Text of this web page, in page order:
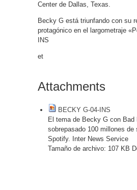
Center de Dallas, Texas.
Becky G está triunfando con su
protagónico en el largometraje
INS
et
Attachments
BECKY G-04-INS
El tema de Becky G con Bad
sobrepasado 100 millones de
Spotify. Inter News Service
Tamaño de archivo: 107 KB